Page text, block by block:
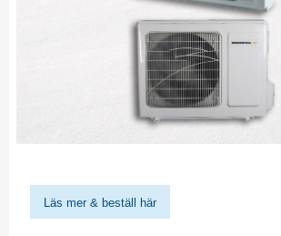
Läs mer & beställ här